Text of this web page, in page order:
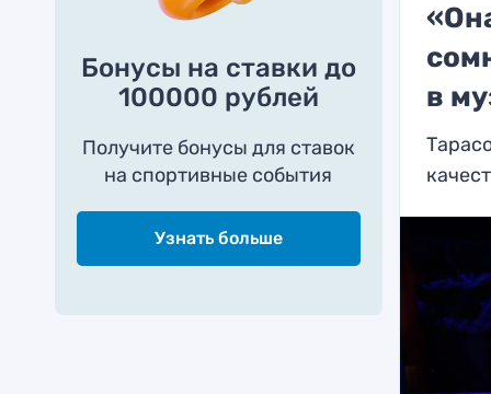
Бонусы на ставки до
100000 рублей
Получите бонусы для ставок
на спортивные события
Узнать больше
в